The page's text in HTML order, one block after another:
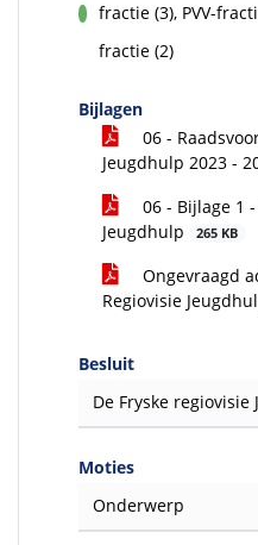
voor
fractie (3), PVV-
fractie (2)
Bijlagen
06 -
Jeugdhulp 2023 -
06 - Bijlage 1
Jeugdhulp
265 KB
Ongevraagd
Regiovisie
Besluit
De Fryske
Moties
Onderwerp